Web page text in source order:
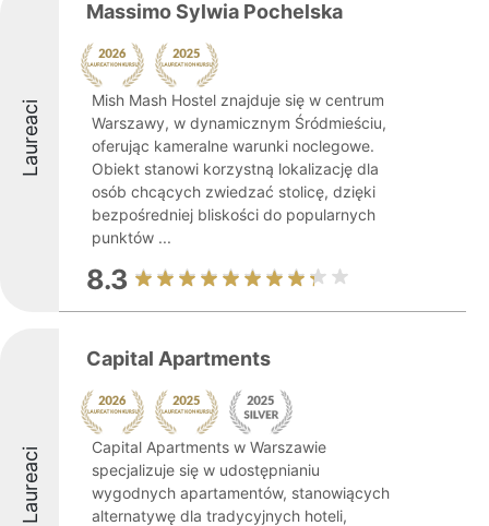
Laureaci
Massimo Sylwia Pochelska
Mish Mash Hostel znajduje się w centrum
Warszawy, w dynamicznym Śródmieściu,
oferując kameralne warunki noclegowe.
Obiekt stanowi korzystną lokalizację dla
osób chcących zwiedzać stolicę, dzięki
bezpośredniej bliskości do popularnych
punktów ...
8.3
Laureaci
Capital Apartments
Capital Apartments w Warszawie
specjalizuje się w udostępnianiu
wygodnych apartamentów, stanowiących
alternatywę dla tradycyjnych hoteli,